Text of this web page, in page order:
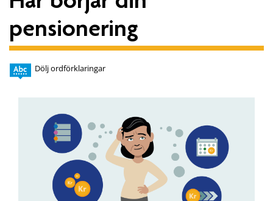
pensionering
Dölj ordförklaringar